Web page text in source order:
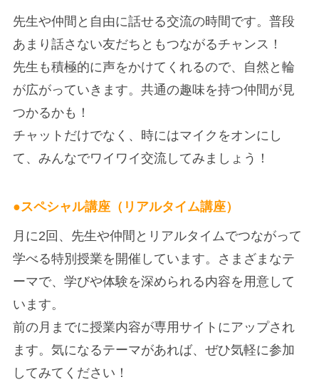
先生や仲間と自由に話せる交流の時間です。普段
あまり話さない友だちともつながるチャンス！
先生も積極的に声をかけてくれるので、自然と輪
が広がっていきます。共通の趣味を持つ仲間が見
つかるかも！
チャットだけでなく、時にはマイクをオンにし
て、みんなでワイワイ交流してみましょう！
●スペシャル講座（リアルタイム講座）
月に2回、先生や仲間とリアルタイムでつながって
学べる特別授業を開催しています。さまざまなテ
ーマで、学びや体験を深められる内容を用意して
います。
前の月までに授業内容が専用サイトにアップされ
ます。気になるテーマがあれば、ぜひ気軽に参加
してみてください！